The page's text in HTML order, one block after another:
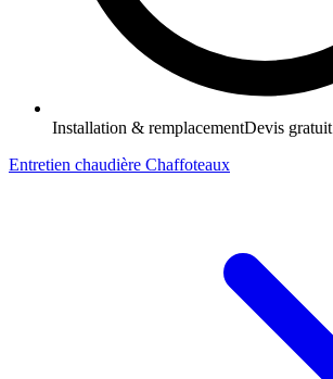
Installation & remplacementDevis gratuit
Entretien chaudière Chaffoteaux